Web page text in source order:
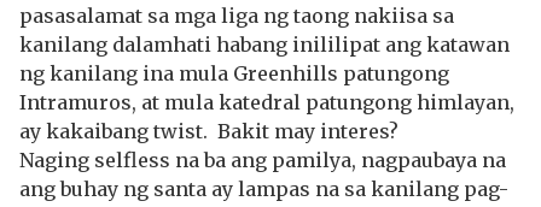
pasasalamat sa mga liga ng taong nakiisa sa
kanilang dalamhati habang inililipat ang katawan
ng kanilang ina mula Greenhills patungong
Intramuros, at mula katedral patungong himlayan,
ay kakaibang twist. Bakit may interes?
Naging selfless na ba ang pamilya, nagpaubaya na
ang buhay ng santa ay lampas na sa kanilang pag-